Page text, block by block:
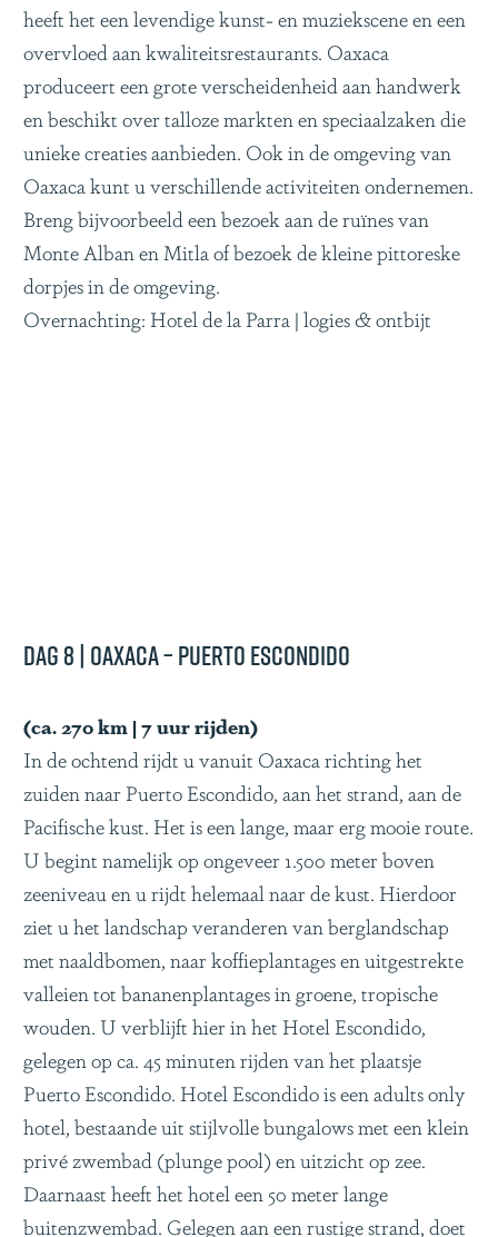
heeft het een levendige kunst- en muziekscene en een
overvloed aan kwaliteitsrestaurants. Oaxaca
produceert een grote verscheidenheid aan handwerk
en beschikt over talloze markten en speciaalzaken die
unieke creaties aanbieden. Ook in de omgeving van
Oaxaca kunt u verschillende activiteiten ondernemen.
Breng bijvoorbeeld een bezoek aan de ruïnes van
Monte Alban en Mitla of bezoek de kleine pittoreske
dorpjes in de omgeving.
Overnachting: Hotel de la Parra | logies & ontbijt
Dag 8 | Oaxaca – Puerto Escondido
(ca. 270 km | 7 uur rijden)
In de ochtend rijdt u vanuit Oaxaca richting het
zuiden naar Puerto Escondido, aan het strand, aan de
Pacifische kust. Het is een lange, maar erg mooie route.
U begint namelijk op ongeveer 1.500 meter boven
zeeniveau en u rijdt helemaal naar de kust. Hierdoor
ziet u het landschap veranderen van berglandschap
met naaldbomen, naar koffieplantages en uitgestrekte
valleien tot bananenplantages in groene, tropische
wouden. U verblijft hier in het Hotel Escondido,
gelegen op ca. 45 minuten rijden van het plaatsje
Puerto Escondido. Hotel Escondido is een adults only
hotel, bestaande uit stijlvolle bungalows met een klein
privé zwembad (plunge pool) en uitzicht op zee.
Daarnaast heeft het hotel een 50 meter lange
buitenzwembad. Gelegen aan een rustige strand, doet